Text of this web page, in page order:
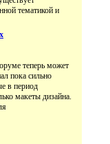
тематикой и
теперь может
пока сильно
в период
макеты дизайна.